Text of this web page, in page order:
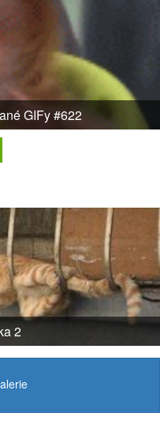
GIFy #622
2